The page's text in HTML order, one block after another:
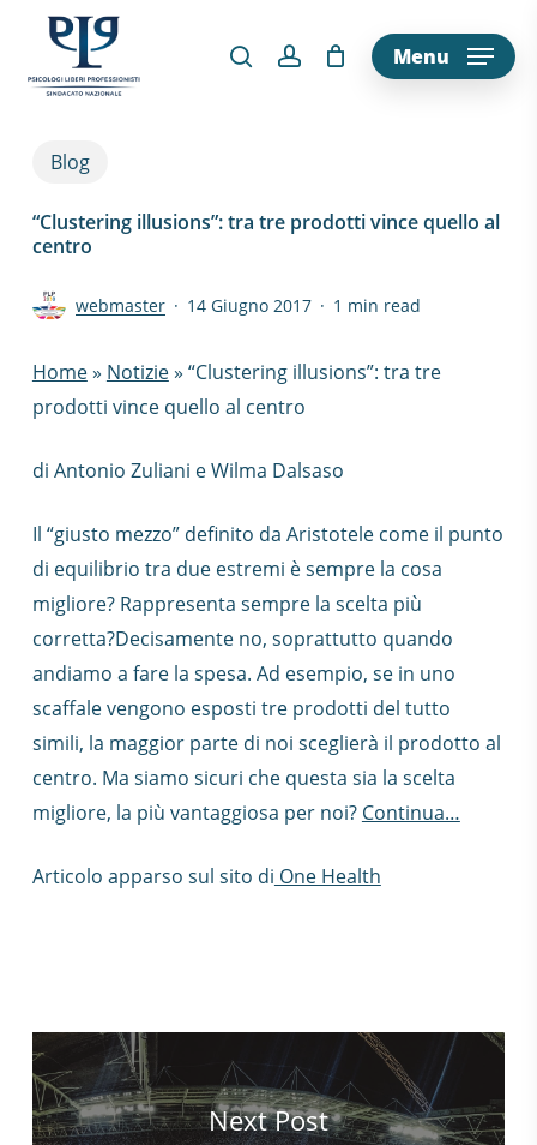
main
Menu
Blog
“Clustering illusions”: tra tre prodotti vince quello al
centro
webmaster 14 Giugno 2017 1 min read
Home» Notizie» “Clustering illusions”: tra tre
prodotti vince quello al centro
di Antonio Zuliani e Wilma Dalsaso
Il “giusto mezzo” definito da Aristotele come il punto
di equilibrio tra due estremi è sempre la cosa
migliore? Rappresenta sempre la scelta più
corretta?Decisamente no, soprattutto quando
andiamo a fare la spesa. Ad esempio, se in uno
scaffale vengono esposti tre prodotti del tutto
simili, la maggior parte di noi sceglierà il prodotto al
centro. Ma siamo sicuri che questa sia la scelta
migliore, la più vantaggiosa per noi? Continua…
Articolo apparso sul sito di One Health
Next Post